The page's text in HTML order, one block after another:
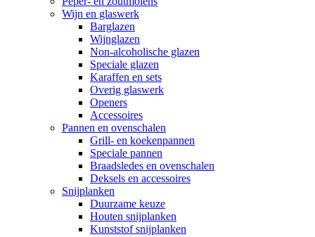
Wijn en glaswerk
Barglazen
Wijnglazen
Non-alcoholische glazen
Speciale glazen
Karaffen en sets
Overig glaswerk
Openers
Accessoires
Pannen en ovenschalen
Grill- en koekenpannen
Speciale pannen
Braadsledes en ovenschalen
Deksels en accessoires
Snijplanken
Duurzame keuze
Houten snijplanken
Kunststof snijplanken